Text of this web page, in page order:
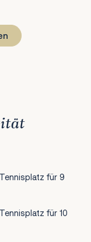
für 9
für 10